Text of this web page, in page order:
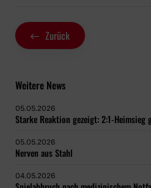
Zurück
Weitere News
05.05.2026
Starke Reaktion gezeigt: 2:1-Heimsieg
05.05.2026
Nerven aus Stahl
04.05.2026